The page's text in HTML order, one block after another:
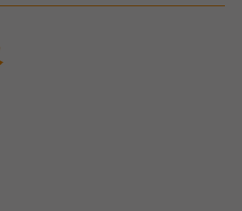
にしか
たお料理も、
商品開発として、
ャンスも！
する今だからこそ、
候補としての
があります！
テージを